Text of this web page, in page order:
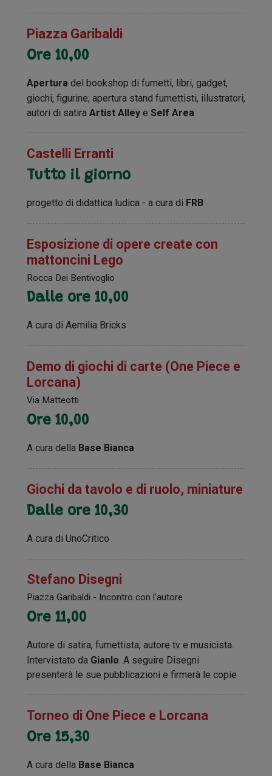
Piazza Garibaldi
Ore 10,00
Apertura del bookshop di fumetti, libri, gadget,
giochi, figurine; apertura stand fumettisti, illustratori,
autori di satira Artist Alley e Self Area
Castelli Erranti
Tutto il giorno
progetto di didattica ludica - a cura di FRB
Esposizione di opere create con
mattoncini Lego
Rocca Dei Bentivoglio
Dalle ore 10,00
A cura di Aemilia Bricks
Demo di giochi di carte (One Piece e
Lorcana)
Via Matteotti
Ore 10,00
A cura della Base Bianca
Giochi da tavolo e di ruolo, miniature
Dalle ore 10,30
A cura di UnoCritico
Stefano Disegni
Piazza Garibaldi - Incontro con l’autore
Ore 11,00
Autore di satira, fumettista, autore tv e musicista.
Intervistato da Gianlo. A seguire Disegni
presenterà le sue pubblicazioni e firmerà le copie
Torneo di One Piece e Lorcana
Ore 15,30
A cura della Base Bianca